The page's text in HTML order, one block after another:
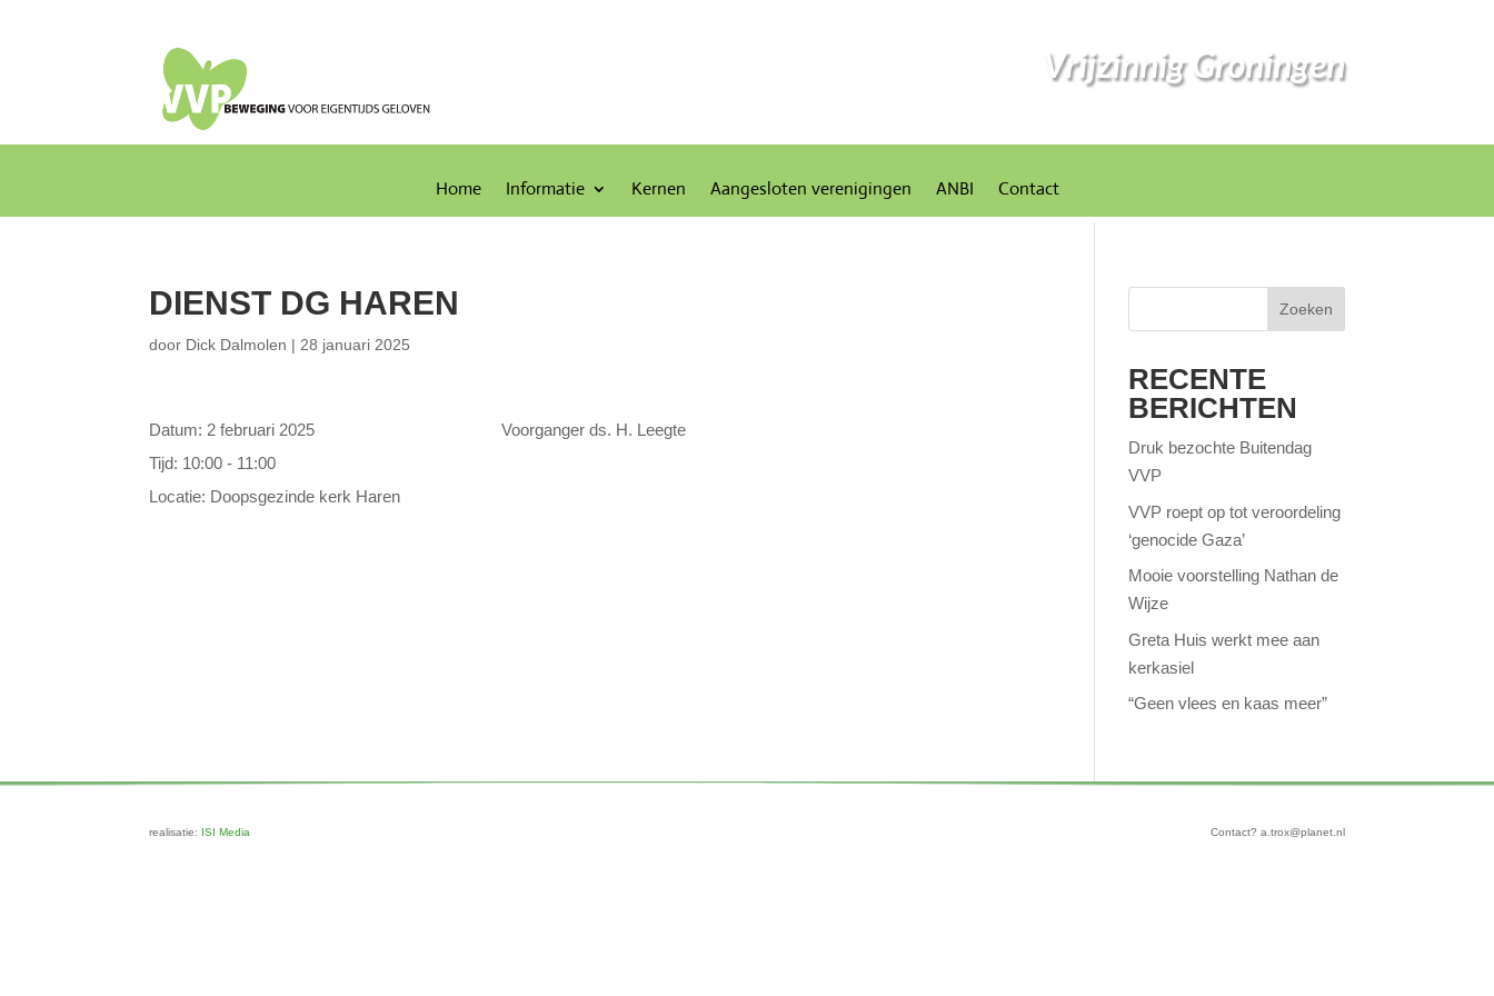
Vrijzinnig Groningen
Home Informatie Kernen Aangesloten verenigingen ANBI Contact
DIENST DG HAREN
door Dick Dalmolen | 28 januari 2025
Datum: 2 februari 2025
Tijd: 10:00 - 11:00
Locatie: Doopsgezinde kerk Haren
Voorganger ds. H. Leegte
Zoeken
RECENTE
BERICHTEN
Druk bezochte Buitendag
VVP
VVP roept op tot veroordeling
‘genocide Gaza’
Mooie voorstelling Nathan de
Wijze
Greta Huis werkt mee aan
kerkasiel
“Geen vlees en kaas meer”
realisatie: ISI Media Contact? a.trox@planet.nl